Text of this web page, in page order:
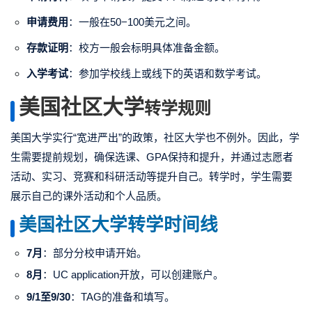
申请费用 ：一般在50−100美元之间。
存款证明 ：校方一般会标明具体准备金额。
入学考试：参加学校线上或线下的英语和数学考试。
美国社区大学转学规则
美国大学实行“宽进严出”的政策，社区大学也不例外。因此，学
生需要提前规划，确保选课、GPA保持和提升，并通过志愿者
活动、实习、竞赛和科研活动等提升自己。转学时，学生需要
展示自己的课外活动和个人品质。
美国社区大学转学时间线
7月 ：部分分校申请开始。
8月 ：UC application开放，可以创建账户。
9/1至9/30： TAG的准备和填写。